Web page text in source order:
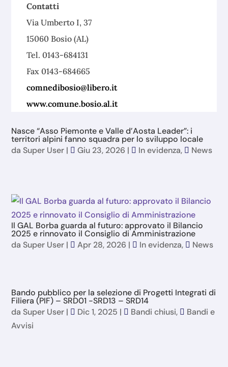
Contatti
Via Umberto I, 37
15060 Bosio (AL)
Tel. 0143-684131
Fax 0143-684665
comnedibosio@libero.it
www.comune.bosio.al.it
Nasce “Asso Piemonte e Valle d’Aosta Leader”: i
territori alpini fanno squadra per lo sviluppo locale
da Super User | Giu 23, 2026 | In evidenza, News
Il GAL Borba guarda al futuro: approvato il Bilancio
2025 e rinnovato il Consiglio di Amministrazione
da Super User | Apr 28, 2026 | In evidenza, News
Bando pubblico per la selezione di Progetti Integrati di
Filiera (PIF) – SRD01 -SRD13 – SRD14
da Super User | Dic 1, 2025 | Bandi chiusi,
Bandi e
Avvisi